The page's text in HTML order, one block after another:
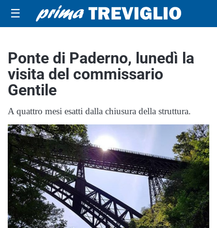
☰
Ponte di Paderno, lunedì la
visita del commissario
Gentile
A quattro mesi esatti dalla chiusura della struttura.